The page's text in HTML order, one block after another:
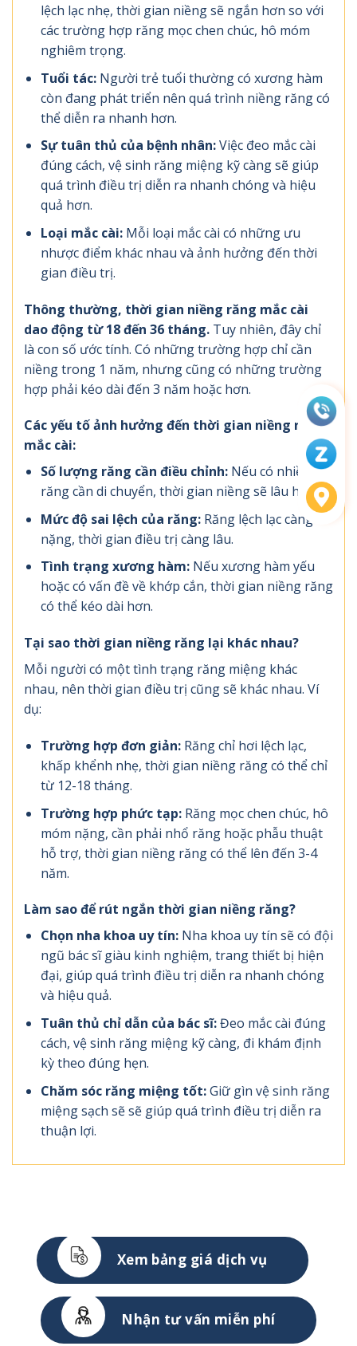
lệch lạc nhẹ, thời gian niềng sẽ ngắn hơn so với
các trường hợp răng mọc chen chúc, hô móm
nghiêm trọng.
Tuổi tác:Người trẻ tuổi thường có xương hàm
còn đang phát triển nên quá trình niềng răng có
thể diễn ra nhanh hơn.
Sự tuân thủ của bệnh nhân:Việc đeo mắc cài
đúng cách, vệ sinh răng miệng kỹ càng sẽ giúp
quá trình điều trị diễn ra nhanh chóng và hiệu
quả hơn.
Loại mắc cài:Mỗi loại mắc cài có những ưu
nhược điểm khác nhau và ảnh hưởng đến thời
gian điều trị.
Thông thường, thời gian niềng răng mắc cài
dao động từ 18 đến 36 tháng. Tuy nhiên, đây chỉ
là con số ước tính. Có những trường hợp chỉ cần
niềng trong 1 năm, nhưng cũng có những trường
hợp phải kéo dài đến 3 năm hoặc hơn.
Các yếu tố ảnh hưởng đến thời gian niềng răng
mắc cài:
Số lượng răng cần điều chỉnh:Nếu có nhiều
răng cần di chuyển, thời gian niềng sẽ lâu hơn.
Mức độ sai lệch của răng:Răng lệch lạc càng
nặng, thời gian điều trị càng lâu.
Tình trạng xương hàm:Nếu xương hàm yếu
hoặc có vấn đề về khớp cắn, thời gian niềng răng
có thể kéo dài hơn.
Tại sao thời gian niềng răng lại khác nhau?
Mỗi người có một tình trạng răng miệng khác
nhau, nên thời gian điều trị cũng sẽ khác nhau. Ví
dụ:
Trường hợp đơn giản:Răng chỉ hơi lệch lạc,
khấp khểnh nhẹ, thời gian niềng răng có thể chỉ
từ 12-18 tháng.
Trường hợp phức tạp:Răng mọc chen chúc, hô
móm nặng, cần phải nhổ răng hoặc phẫu thuật
hỗ trợ, thời gian niềng răng có thể lên đến 3-4
năm.
Làm sao để rút ngắn thời gian niềng răng?
Chọn nha khoa uy tín:Nha khoa uy tín sẽ có đội
ngũ bác sĩ giàu kinh nghiệm, trang thiết bị hiện
đại, giúp quá trình điều trị diễn ra nhanh chóng
và hiệu quả.
Tuân thủ chỉ dẫn của bác sĩ:Đeo mắc cài đúng
cách, vệ sinh răng miệng kỹ càng, đi khám định
kỳ theo đúng hẹn.
Chăm sóc răng miệng tốt:Giữ gìn vệ sinh răng
miệng sạch sẽ sẽ giúp quá trình điều trị diễn ra
thuận lợi.
Xem bảng giá dịch vụ
Nhận tư vấn miễn phí